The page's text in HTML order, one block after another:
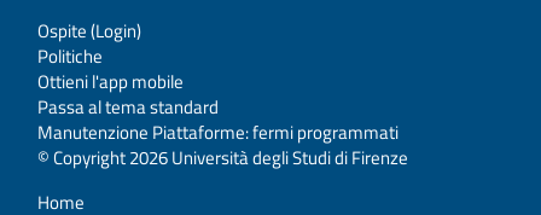
Ospite (Login)
Politiche
Ottieni l'app mobile
Passa al tema standard
Manutenzione Piattaforme: fermi programmati
© Copyright 2026 Università degli Studi di Firenze
Home